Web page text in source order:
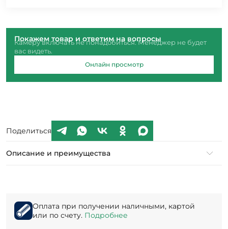
Покажем товар и ответим на вопросы
Камеру включать не понадобиться. Менеджер не будет
вас видеть.
Онлайн просмотр
Поделиться
Описание и преимущества
Оплата при получении наличными, картой
или по счету. Подробнее